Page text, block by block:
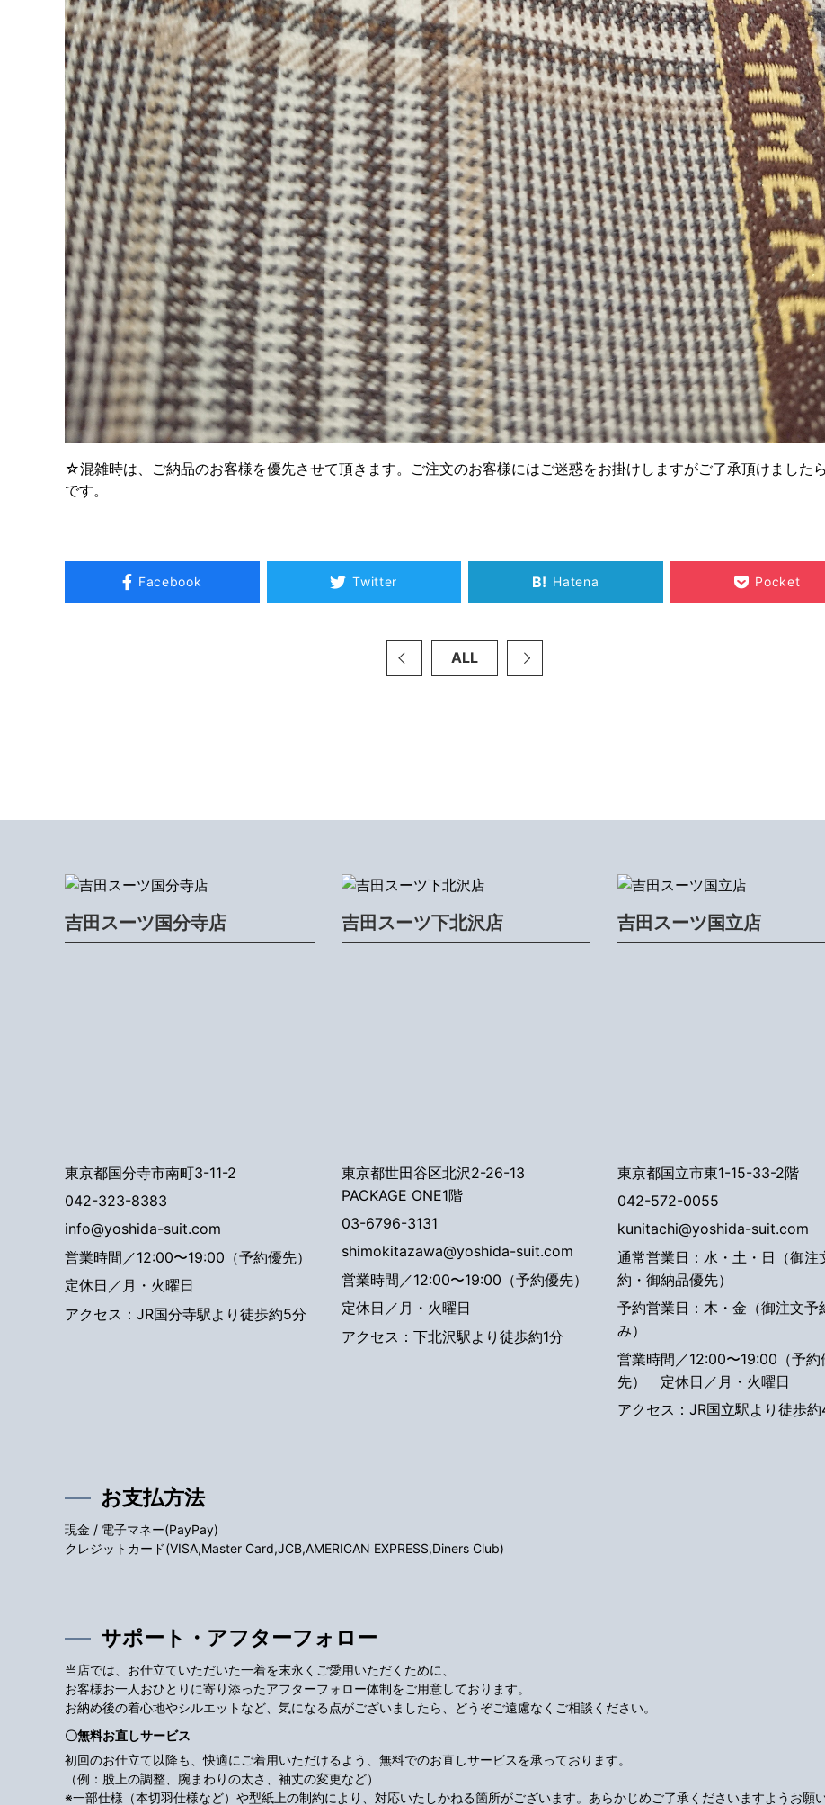
☆混雑時は、ご納品のお客様を優先させて頂きます。ご注文のお客様にはご迷惑をお掛けしますがご了承頂けました
です。
Facebook Twitter B! Hatena Pocket
ALL
吉田スーツ国分寺店
東京都国分寺市南町3-11-2
042-323-8383
info@yoshida-suit.com
営業時間／12:00〜19:00（予約優先）
定休日／月・火曜日
アクセス：JR国分寺駅より徒歩約5分
吉田スーツ下北沢店
東京都世田谷区北沢2-26-13
PACKAGE ONE1階
03-6796-3131
shimokitazawa@yoshida-suit.com
営業時間／12:00〜19:00（予約優先）
定休日／月・火曜日
アクセス：下北沢駅より徒歩約1分
吉田スーツ国立店
東京都国立市東1-15-33-2階
042-572-0055
kunitachi@yoshida-suit.com
通常営業日：水・土・日（御注
約・御納品優先）
予約営業日：木・金（御注文予
み）
営業時間／12:00〜19:00（予約
先） 定休日／月・火曜日
アクセス：JR国立駅より徒歩約
お支払方法
現金 / 電子マネー(PayPay)
クレジットカード(VISA,Master Card,JCB,AMERICAN EXPRESS,Diners Club)
サポート・アフターフォロー
当店では、お仕立ていただいた一着を末永くご愛用いただくために、
お客様お一人おひとりに寄り添ったアフターフォロー体制をご用意しております。
お納め後の着心地やシルエットなど、気になる点がございましたら、どうぞご遠慮なくご相談ください。
〇無料お直しサービス
初回のお仕立て以降も、快適にご着用いただけるよう、無料でのお直しサービスを承っております。
（例：股上の調整、腕まわりの太さ、袖丈の変更など）
※一部仕様（本切羽仕様など）や型紙上の制約により、対応いたしかねる箇所がございます。あらかじめご了承くださいますようお願